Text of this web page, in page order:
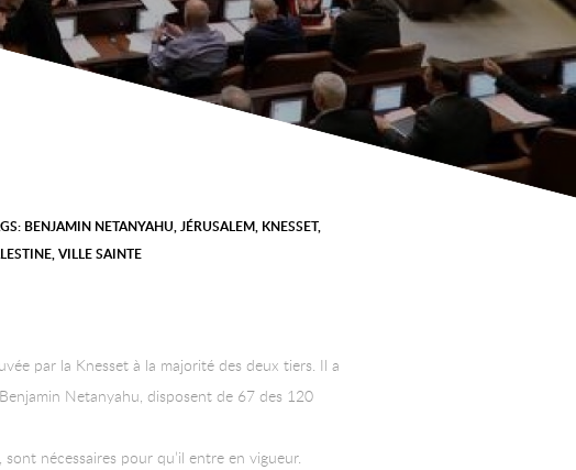
BENJAMIN NETANYAHU,JÉRUSALEM, KNESSET,
,VILLE SAINTE
par la Knesset à la majorité des deux tiers. Il a
Netanyahu, disposent de 67 des 120
nécessaires pour qu’il entre en vigueur.